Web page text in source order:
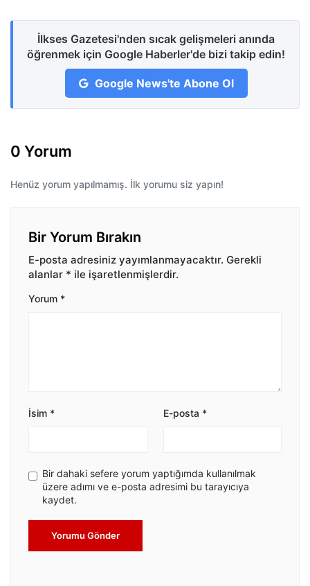
İlkses Gazetesi'nden sıcak gelişmeleri anında
öğrenmek için Google Haberler'de bizi takip edin!
Google News'te Abone Ol
0 Yorum
Henüz yorum yapılmamış. İlk yorumu siz yapın!
Bir Yorum Bırakın
E-posta adresiniz yayımlanmayacaktır. Gerekli
alanlar * ile işaretlenmişlerdir.
Yorum *
İsim * E-posta *
Bir dahaki sefere yorum yaptığımda kullanılmak
üzere adımı ve e-posta adresimi bu tarayıcıya
kaydet.
Yorumu Gönder